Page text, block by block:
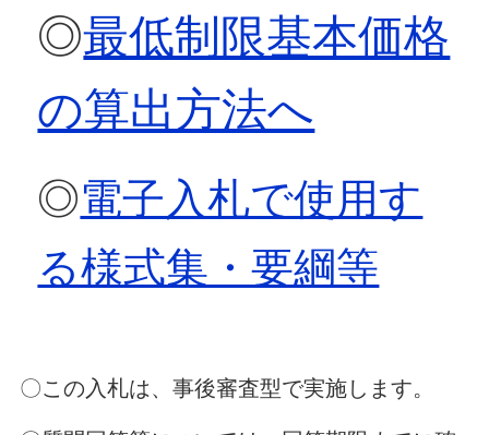
◎最低制限基本価格
の算出方法へ
◎電子入札で使用す
る様式集・要綱等
〇この入札は、事後審査型で実施します。